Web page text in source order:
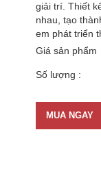
giải trí. Thiết
nhau, tạo
em phát triển
Giá sản phẩm
Số lượng :
MUA NGAY